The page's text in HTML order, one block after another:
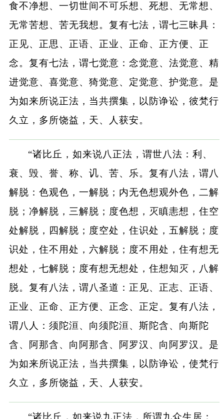
食不净想、一切世间不可乐想、死想、无常想、
无常苦想、苦无我想。复有七法，谓七三昧具：
正见、正思、正语、正业、正命、正方便、正
念。复有七法，谓七觉意：念觉意、法觉意、精
进觉意、喜觉意、猗觉意、定觉意、护觉意。是
为如来所说正法，当共撰集，以防诤讼，彼梵行
久立，多所饶益，天、人获安。
“诸比丘，如来说八正法，谓世八法：利、
衰、毁、誉、称、讥、苦、乐。复有八法，谓八
解脱：色观色，一解脱；内无色想观外色，二解
脱；净解脱，三解脱；度色想，灭瞋恚想，住空
处解脱，四解脱；度空处，住识处，五解脱；度
识处，住不用处，六解脱；度不用处，住有想无
想处，七解脱；度有想无想处，住想知灭，八解
脱。复有八法，谓八圣道：正见、正志、正语、
正业、正命、正方便、正念、正定。复有八法，
谓八人：须陀洹、向须陀洹、斯陀含、向斯陀
含、阿那含、向阿那含、阿罗汉、向阿罗汉。是
为如来所说正法，当共撰集，以防诤讼，使梵行
久立，多所饶益，天、人获安。
“诸比丘，如来说九正法，所谓九众生居：